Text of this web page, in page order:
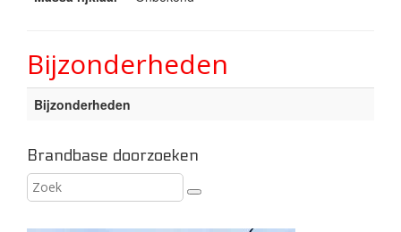
Bijzonderheden
Bijzonderheden
Brandbase doorzoeken